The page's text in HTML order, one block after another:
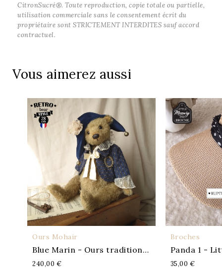
CitronSucré®. Toute reproduction, copie totale ou partielle,
utilisation commerciale sans le consentement écrit du
propriétaire sont STRICTEMENT INTERDITES sauf accord
contractuel.
Vous aimerez aussi
APERÇU
Ours Mohair
Blue Marin - Ours traditionnel
240,00 €
Broches
Panda 1 -
35,00 €